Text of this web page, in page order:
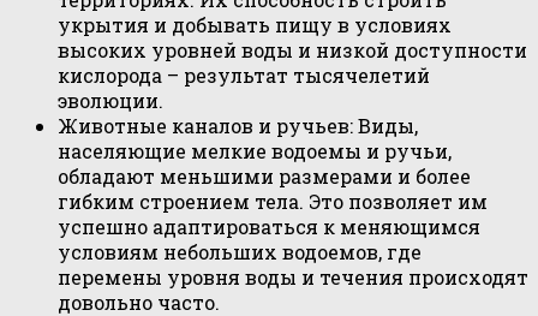
укрытия и добывать пищу в условиях
высоких уровней воды и низкой доступности
кислорода – результат тысячелетий
эволюции.
Животные каналов и ручьев: Виды,
населяющие мелкие водоемы и ручьи,
обладают меньшими размерами и более
гибким строением тела. Это позволяет им
успешно адаптироваться к меняющимся
условиям небольших водоемов, где
перемены уровня воды и течения происходят
довольно часто.